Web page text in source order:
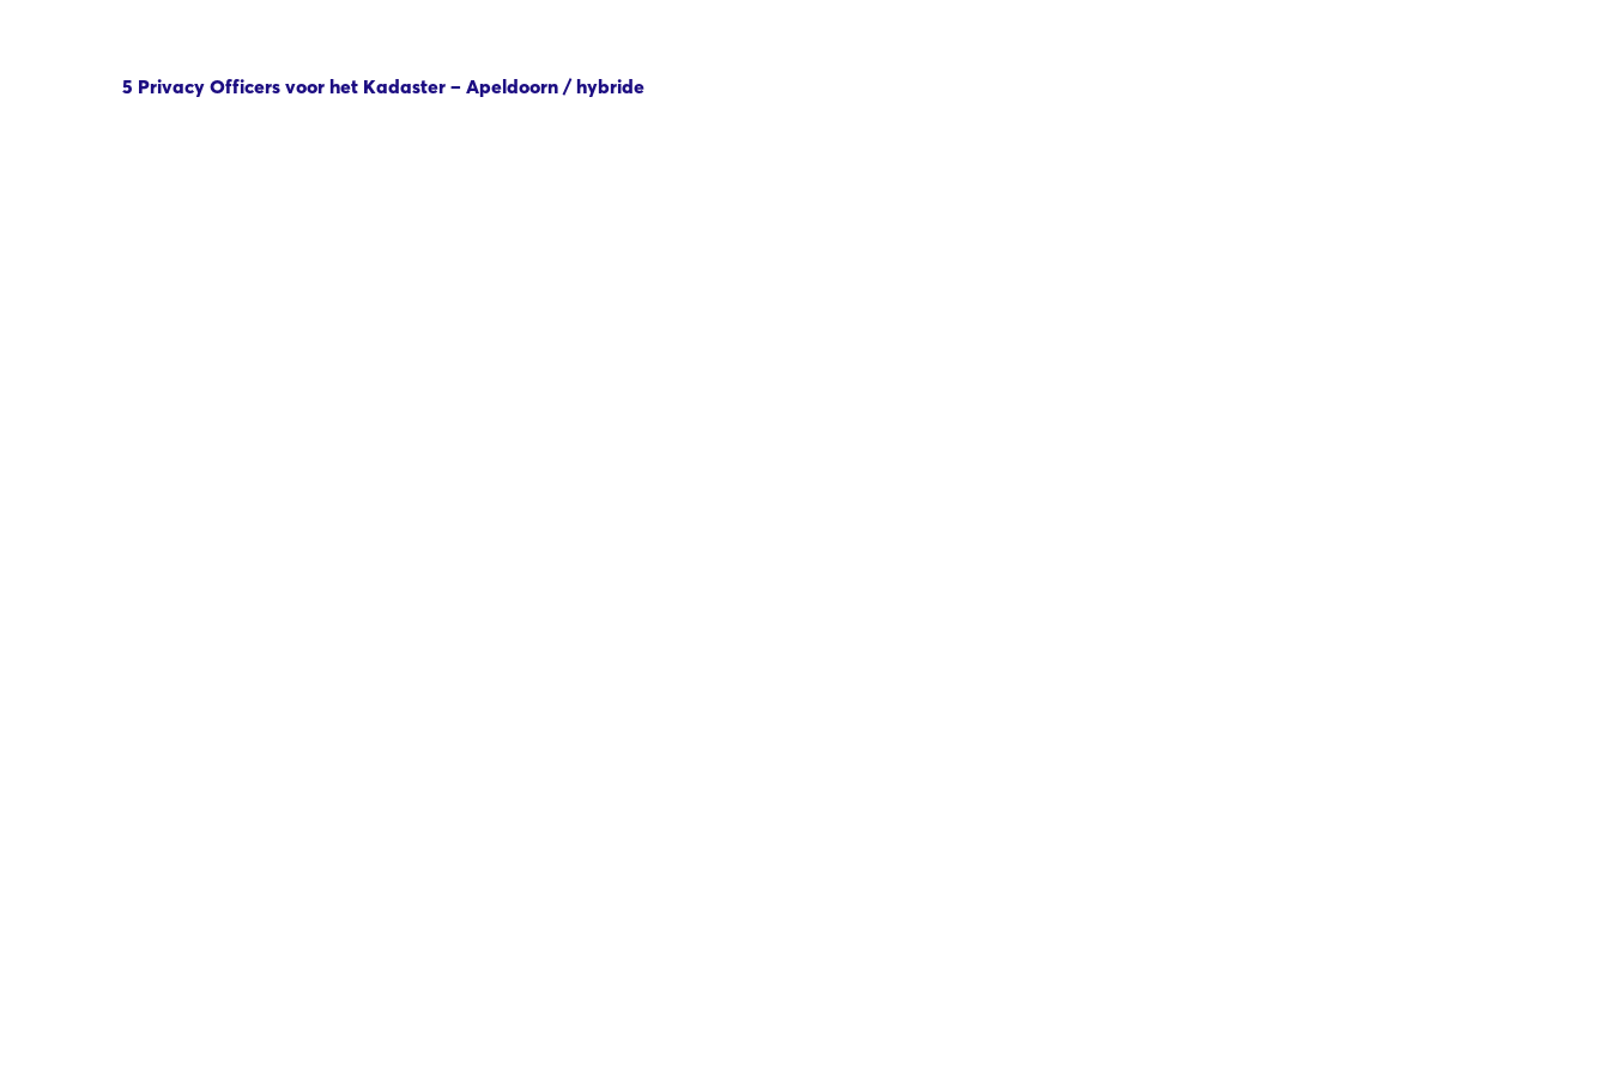
5 Privacy Officers voor het Kadaster – Apeldoorn / hybride